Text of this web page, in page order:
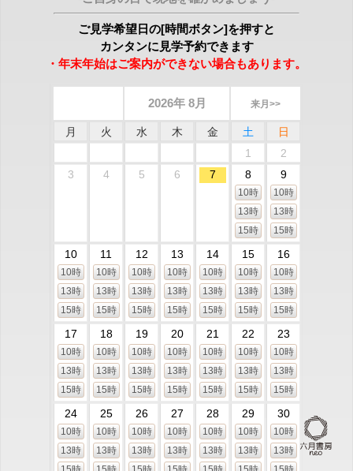
ご見学希望日の[時間ボタン]を押すと
カンタンに見学予約できます
・年末年始はご案内ができない場合もあります。
2026年 8月 来月>>
月 火 水 木 金 土
日
1
2
3
4 5 6 7 8
10時
13時
15時
9
10時
13時
15時
10
10時
13時
15時
11
10時
13時
15時
12
10時
13時
15時
13
10時
13時
15時
14
10時
13時
15時
15
10時
13時
15時
16
10時
13時
15時
17
10時
13時
15時
18
10時
13時
15時
19
10時
13時
15時
20
10時
13時
15時
21
10時
13時
15時
22
10時
13時
15時
23
10時
13時
15時
24
10時
13時
25
10時
13時
26
10時
13時
27
10時
13時
28
10時
13時
29
10時
13時
30
10時
13時